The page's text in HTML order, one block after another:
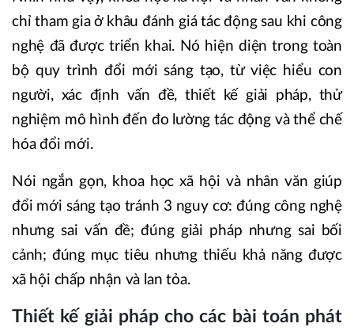
chỉ tham gia ở khâu đánh giá tác động sau khi công
nghệ đã được triển khai. Nó hiện diện trong toàn
bộ quy trình đổi mới sáng tạo, từ việc hiểu con
người, xác định vấn đề, thiết kế giải pháp, thử
nghiệm mô hình đến đo lường tác động và thể chế
hóa đổi mới.
Nói ngắn gọn, khoa học xã hội và nhân văn giúp
đổi mới sáng tạo tránh 3 nguy cơ: đúng công nghệ
nhưng sai vấn đề; đúng giải pháp nhưng sai bối
cảnh; đúng mục tiêu nhưng thiếu khả năng được
xã hội chấp nhận và lan tỏa.
Thiết kế giải pháp cho các bài toán phát